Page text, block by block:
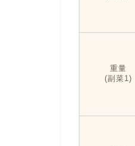
重量
(副菜1)